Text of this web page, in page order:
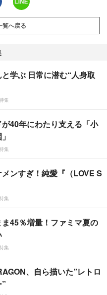
覧へ戻る
学ぶ 日常に潜む“人身取
集
40年にわたり支える「小
集
ンすぎ！純愛『（LOVE S
集
45％増量！ファミマ夏の
集
、自ら描いた”レトロ